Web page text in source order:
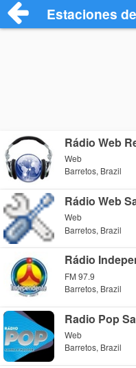
Estaciones
Rádio Web
Web
Barretos, Brazil
Rádio Web
Web
Barretos, Brazil
Rádio
FM 97.9
Barretos, Brazil
Radio Pop
Web
Barretos, Brazil